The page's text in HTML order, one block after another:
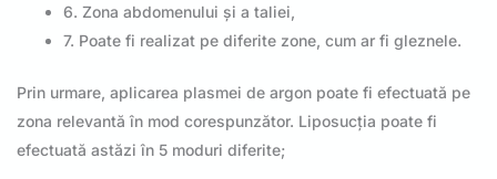
6. Zona abdomenului și a taliei,
7. Poate fi realizat pe diferite zone, cum ar fi gleznele.
Prin urmare, aplicarea plasmei de argon poate fi efectuată pe
zona relevantă în mod corespunzător. Liposucția poate fi
efectuată astăzi în 5 moduri diferite;